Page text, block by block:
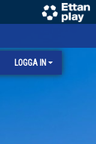
LOGGA IN